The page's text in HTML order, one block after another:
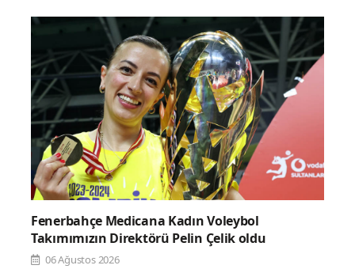
Fenerbahçe Medicana Kadın Voleybol
Takımımızın Direktörü Pelin Çelik oldu
06 Ağustos 2026